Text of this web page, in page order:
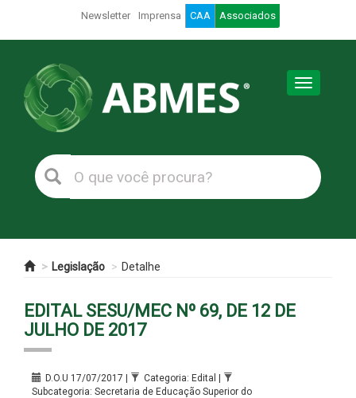
Newsletter Imprensa CAA Associados
Toggle
Legislação Detalhe
EDITAL SESU/MEC Nº 69, DE 12 DE
JULHO DE 2017
D.O.U 17/07/2017 |
Categoria: Edital |
Subcategoria: Secretaria de Educação Superior do